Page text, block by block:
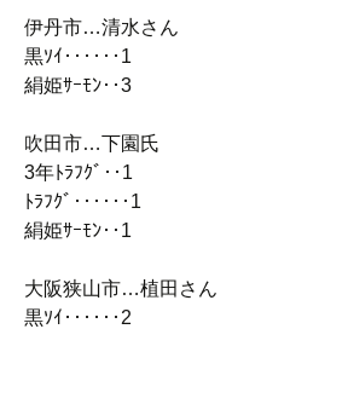
伊丹市…清水さん
黒ｿｲ‥‥‥1
絹姫ｻｰﾓﾝ‥3
吹田市…下園氏
3年ﾄﾗﾌｸﾞ‥1
ﾄﾗﾌｸﾞ‥‥‥1
絹姫ｻｰﾓﾝ‥1
大阪狭山市…植田さん
黒ｿｲ‥‥‥2